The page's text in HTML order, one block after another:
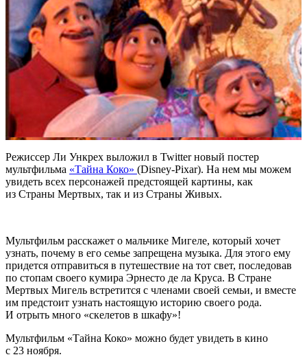
Режиссер Ли Ункрех выложил в Twitter новый постер
мультфильма «Тайна Коко» (Disney-Pixar). На нем мы можем
увидеть всех персонажей предстоящей картины, как
из Страны Мертвых, так и из Страны Живых.
Мультфильм расскажет о мальчике Мигеле, который хочет
узнать, почему в его семье запрещена музыка. Для этого ему
придется отправиться в путешествие на тот свет, последовав
по стопам своего кумира Эрнесто де ла Круса. В Стране
Мертвых Мигель встретится с членами своей семьи, и вместе
им предстоит узнать настоящую историю своего рода.
И отрыть много «скелетов в шкафу»!
Мультфильм «Тайна Коко» можно будет увидеть в кино
с 23 ноября.